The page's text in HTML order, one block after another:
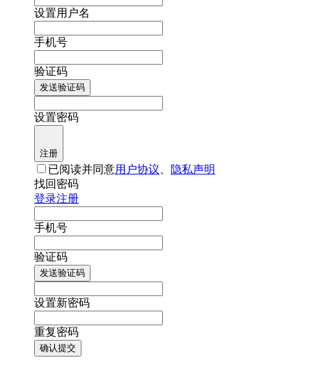
设置用户名
手机号
验证码
发送验证码
设置密码
注册
已阅读并同意用户协议
隐私声明
找回密码
登录注册
手机号
验证码
发送验证码
设置新密码
重复密码
确认提交